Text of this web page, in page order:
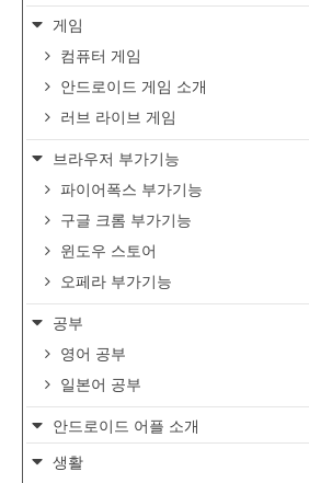
게임
컴퓨터 게임
안드로이드 게임 소개
러브 라이브 게임
브라우저 부가기능
파이어폭스 부가기능
구글 크롬 부가기능
윈도우 스토어
오페라 부가기능
공부
영어 공부
일본어 공부
안드로이드 어플 소개
생활